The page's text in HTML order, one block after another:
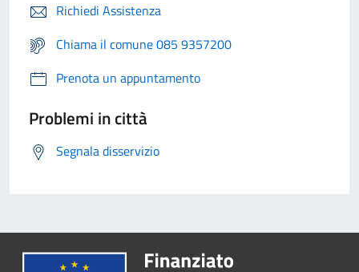
Richiedi Assistenza
Chiama il comune 085 9357200
Prenota un appuntamento
Problemi in città
Segnala disservizio